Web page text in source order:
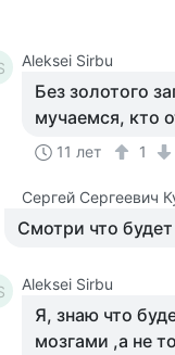
Aleksei Sirbu
Без золотого
мучаемся, кто
11 лет 1
Сергей Сергеевич
Смотри что
Aleksei Sirbu
Я, знаю что
мозгами ,а не